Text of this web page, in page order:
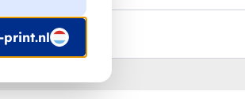
print.nlprépresse